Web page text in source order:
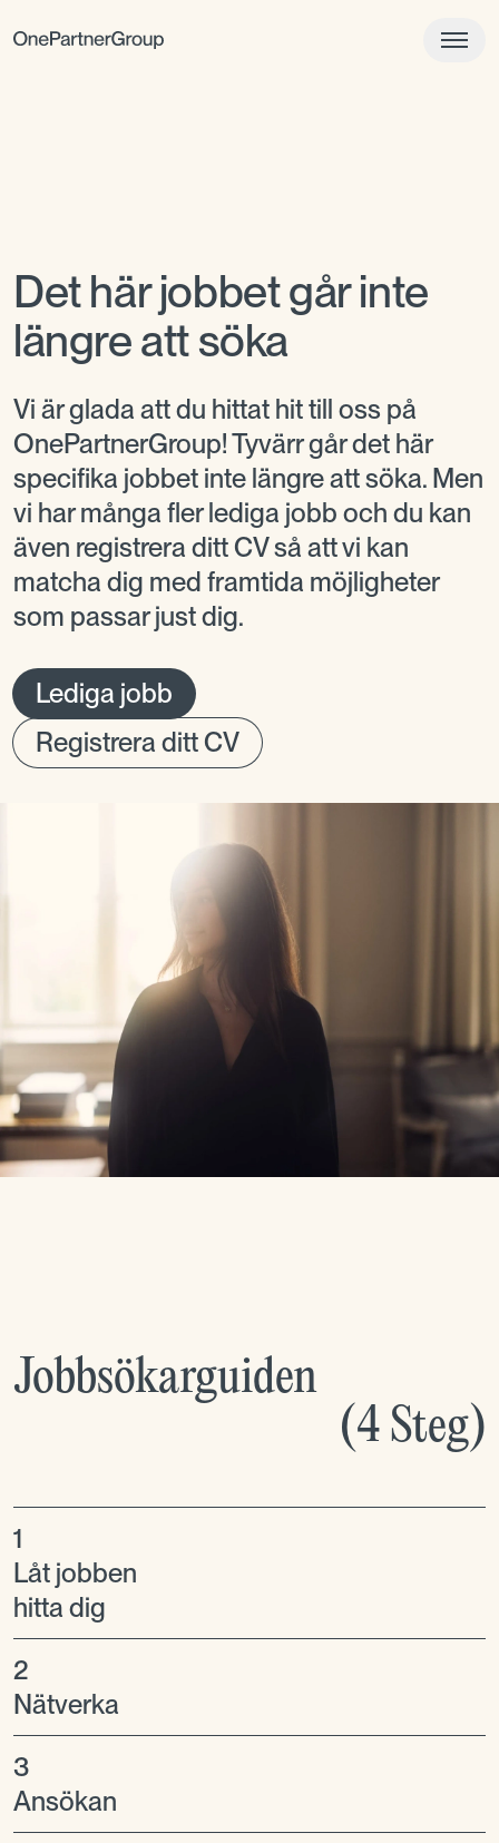
Det här jobbet går inte
längre att söka
Vi är glada att du hittat hit till oss på
OnePartnerGroup! Tyvärr går det här
specifika jobbet inte längre att söka. Men
vi har många fler lediga jobb och du kan
även registrera ditt CV så att vi kan
matcha dig med framtida möjligheter
som passar just dig.
Lediga jobb
Registrera ditt CV
Jobbsökarguiden
(4 Steg)
1
Låt jobben
hitta dig
2
Nätverka
3
Ansökan